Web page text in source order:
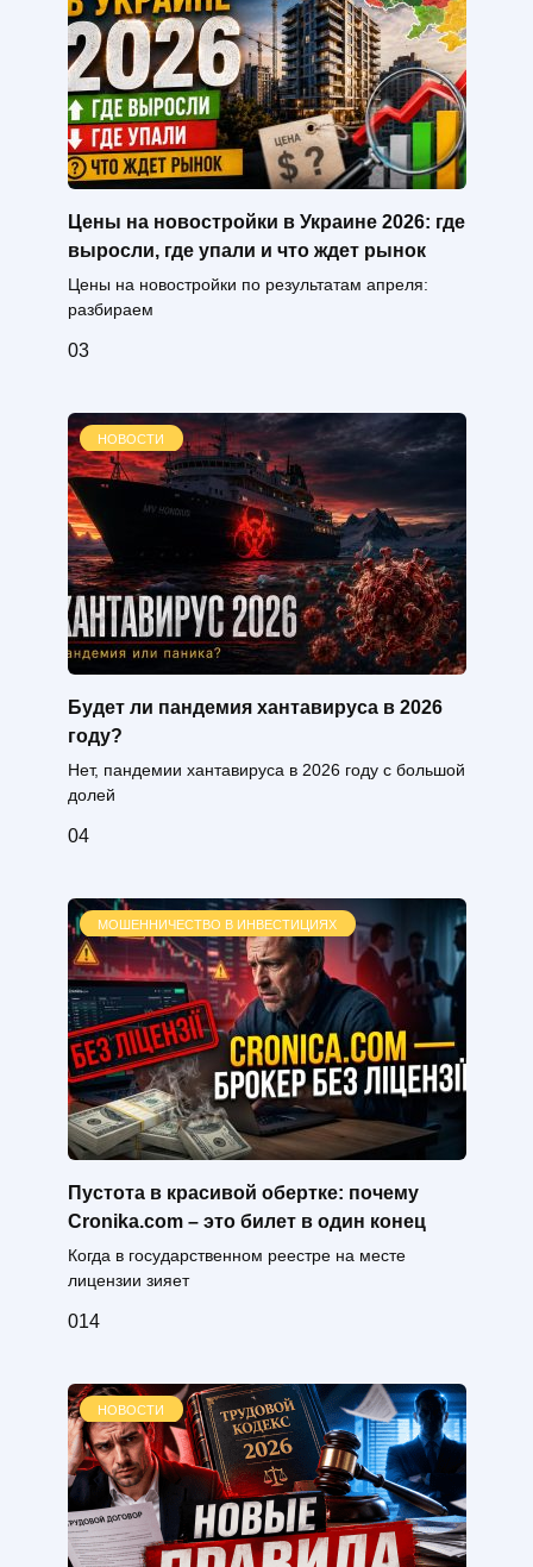
Цены на новостройки в Украине 2026: где
выросли, где упали и что ждет рынок
Цены на новостройки по результатам апреля:
разбираем
03
НОВОСТИ
Будет ли пандемия хантавируса в 2026
году?
Нет, пандемии хантавируса в 2026 году с большой
долей
04
МОШЕННИЧЕСТВО В ИНВЕСТИЦИЯХ
Пустота в красивой обертке: почему
Cronika.com – это билет в один конец
Когда в государственном реестре на месте
лицензии зияет
014
НОВОСТИ